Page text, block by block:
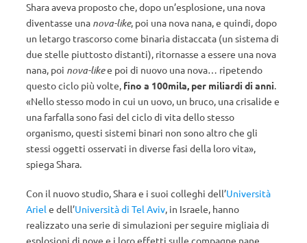
Shara aveva proposto che, dopo un’esplosione, una nova
diventasse una nova-like, poi una nova nana, e quindi, dopo
un letargo trascorso come binaria distaccata (un sistema di
due stelle piuttosto distanti), ritornasse a essere una nova
nana, poi nova-likee poi di nuovo una nova… ripetendo
questo ciclo più volte, fino a 100mila, per miliardi di anni.
«Nello stesso modo in cui un uovo, un bruco, una crisalide e
una farfalla sono fasi del ciclo di vita dello stesso
organismo, questi sistemi binari non sono altro che gli
stessi oggetti osservati in diverse fasi della loro vita»,
spiega Shara.
Con il nuovo studio, Shara e i suoi colleghi dell’Università
Ariel e dell’Università di Tel Aviv, in Israele, hanno
realizzato una serie di simulazioni per seguire migliaia di
esplosioni di nove e i loro effetti sulle compagne nane